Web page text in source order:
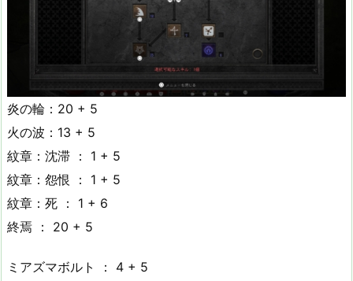
炎の輪：20 + 5
火の波：13 + 5
紋章：沈滞 ： 1 + 5
紋章：怨恨 ： 1 + 5
紋章：死 ： 1 + 6
終焉 ： 20 + 5
ミアズマボルト ： 4 + 5